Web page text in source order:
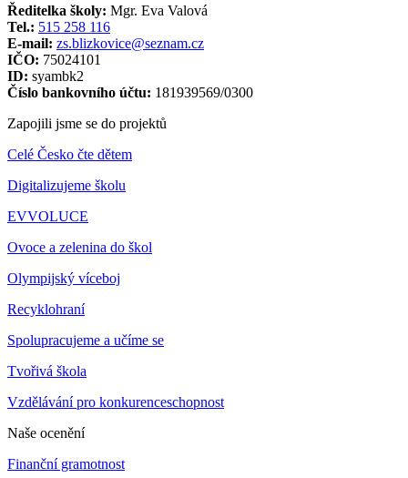
Ředitelka školy: Mgr. Eva Valová
Tel.: 515 258 116
E-mail: zs.blizkovice@seznam.cz
IČO: 75024101
ID: syambk2
Číslo bankovního účtu: 181939569/0300
Zapojili jsme se do projektů
Celé Česko čte dětem
Digitalizujeme školu
EVVOLUCE
Ovoce a zelenina do škol
Olympijský víceboj
Recyklohraní
Spolupracujeme a učíme se
Tvořivá škola
Vzdělávání pro konkurenceschopnost
Naše ocenění
Finanční gramotnost